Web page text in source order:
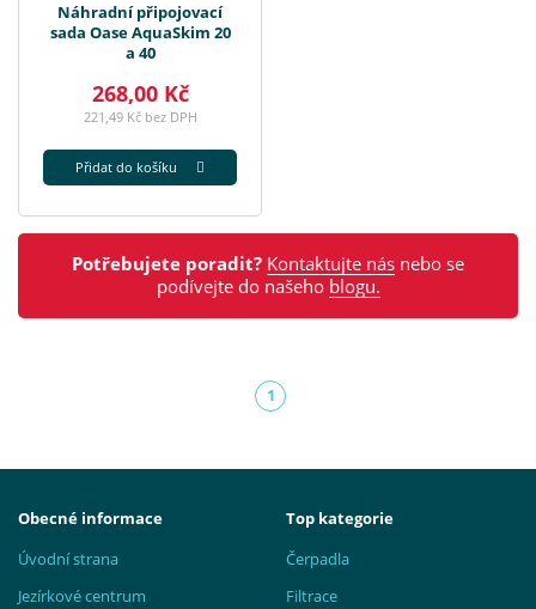
Náhradní připojovací
sada Oase AquaSkim 20
a 40
268,00 Kč
221,49 Kč bez DPH
Přidat do košíku
Potřebujete poradit? Kontaktujte nás nebo se
podívejte do našeho blogu.
1(aktuální)
Obecné informace
Úvodní strana
Jezírkové centrum
Top kategorie
Čerpadla
Filtrace